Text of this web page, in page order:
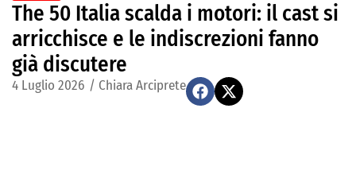
The 50 Italia scalda i motori: il cast si
arricchisce e le indiscrezioni fanno
già discutere
4 Luglio 2026 / Chiara Arciprete